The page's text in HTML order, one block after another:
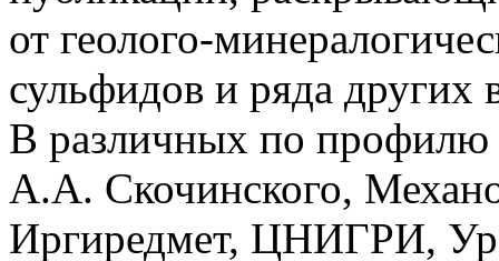
от геолого-
сульфидов и ряда
В различных по
А.А. Скочинского,
Иргиредмет, ЦНИГРИ,